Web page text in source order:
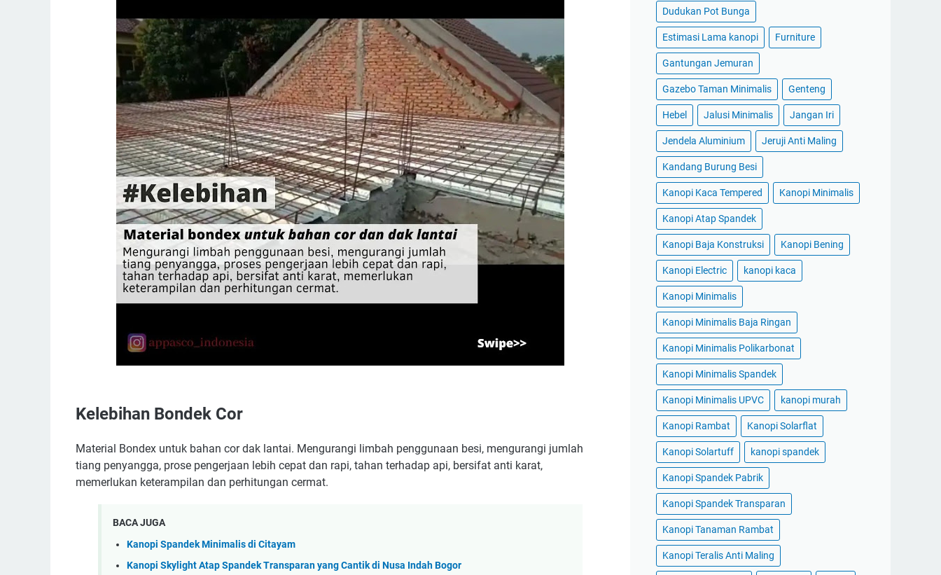
Kelebihan Bondek Cor
Material Bondex untuk bahan cor dak lantai. Mengurangi limbah penggunaan besi, mengurangi jumlah
tiang penyangga, prose pengerjaan lebih cepat dan rapi, tahan terhadap api, bersifat anti karat,
memerlukan keterampilan dan perhitungan cermat.
BACA JUGA
Kanopi Spandek Minimalis di Citayam
Kanopi Skylight Atap Spandek Transparan yang Cantik di Nusa Indah Bogor
Dudukan Pot Bunga
Estimasi Lama kanopi Furniture
Gantungan Jemuran
Gazebo Taman Minimalis Genteng
Hebel Jalusi Minimalis Jangan Iri
Jendela Aluminium Jeruji Anti Maling
Kandang Burung Besi
Kanopi Kaca Tempered Kanopi Minimalis
Kanopi Atap Spandek
Kanopi Baja Konstruksi Kanopi Bening
Kanopi Electric kanopi kaca
Kanopi Minimalis
Kanopi Minimalis Baja Ringan
Kanopi Minimalis Polikarbonat
Kanopi Minimalis Spandek
Kanopi Minimalis UPVC kanopi murah
Kanopi Rambat Kanopi Solarflat
Kanopi Solartuff kanopi spandek
Kanopi Spandek Pabrik
Kanopi Spandek Transparan
Kanopi Tanaman Rambat
Kanopi Teralis Anti Maling